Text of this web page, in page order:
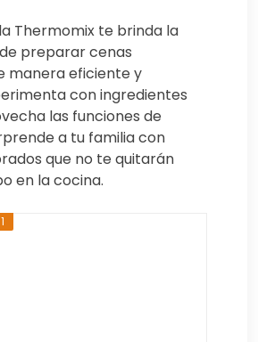
Thermomix te brinda la
preparar cenas
manera eficiente y
con ingredientes
las funciones de
a tu familia con
que no te quitarán
en la cocina.